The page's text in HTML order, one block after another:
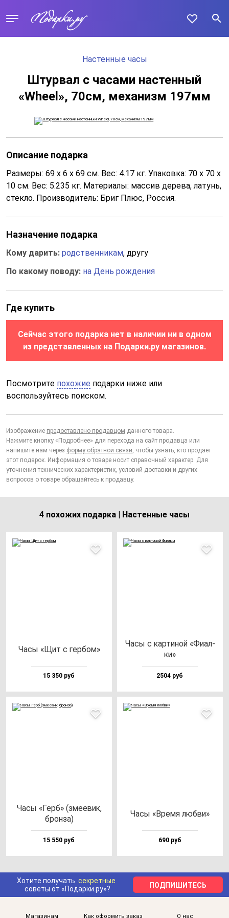
Настенные часы
Штурвал с часами настенный
«Wheel», 70см, механизм 197мм
Описание подарка
Размеры: 69 x 6 x 69 см. Вес: 4.17 кг. Упаковка: 70 x 70 x
10 см. Вес: 5.235 кг. Материалы: массив дерева, латунь,
стекло. Производитель: Бриг Плюс, Россия.
Назначение подарка
Кому дарить: родственникам, другу
По какому поводу: на День рождения
Где купить
Сейчас этого подарка нет в наличии ни в одном
из представленных на Подарки.ру магазинов.
Посмотрите похожие подарки ниже или
воспользуйтесь поиском.
Изображение предоставлено продавцом данного товара.
Нажмите кнопку «Подробнее» для перехода на сайт продавца или
напишите нам через форму обратной связи, чтобы узнать, кто продает
этот подарок. Информация о товаре носит справочный характер. Для
уточнения технических характеристик, условий доставки и других
вопросов о товаре обращайтесь к продавцу.
4 похожих подарка | Настенные часы
Часы «Щит с гер­бом»
15 350 руб
Часы с кар­ти­ной «Фиал­
ки»
2504 руб
Часы «Герб» (зме­евик,
брон­за)
15 550 руб
Часы «Вре­мя люб­ви»
690 руб
Хотите получать секретные
советы от «Подарки.ру»?
ПОДПИШИТЕСЬ
Магазинам Как оформить заказ О нас